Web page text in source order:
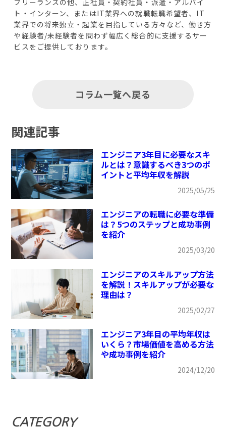
ト・インターン、またはIT業界への就職転職希望者、IT
業界での将来独立・起業を目指している方々など、働き方
や経験者/未経験者を問わず幅広く総合的に支援するサー
ビスをご提供しております。
コラム一覧へ戻る
関連記事
エンジニア3年目に必要なスキ
ルとは？意識するべき3つのポ
イントと平均年収を解説
2025/05/25
エンジニアの転職に必要な準備
は？5つのステップと成功事例
を紹介
2025/03/20
エンジニアのスキルアップ方法
を解説！スキルアップが必要な
理由は？
2025/02/27
エンジニア3年目の平均年収は
いくら？市場価値を高める方法
や成功事例を紹介
2024/12/20
CATEGORY